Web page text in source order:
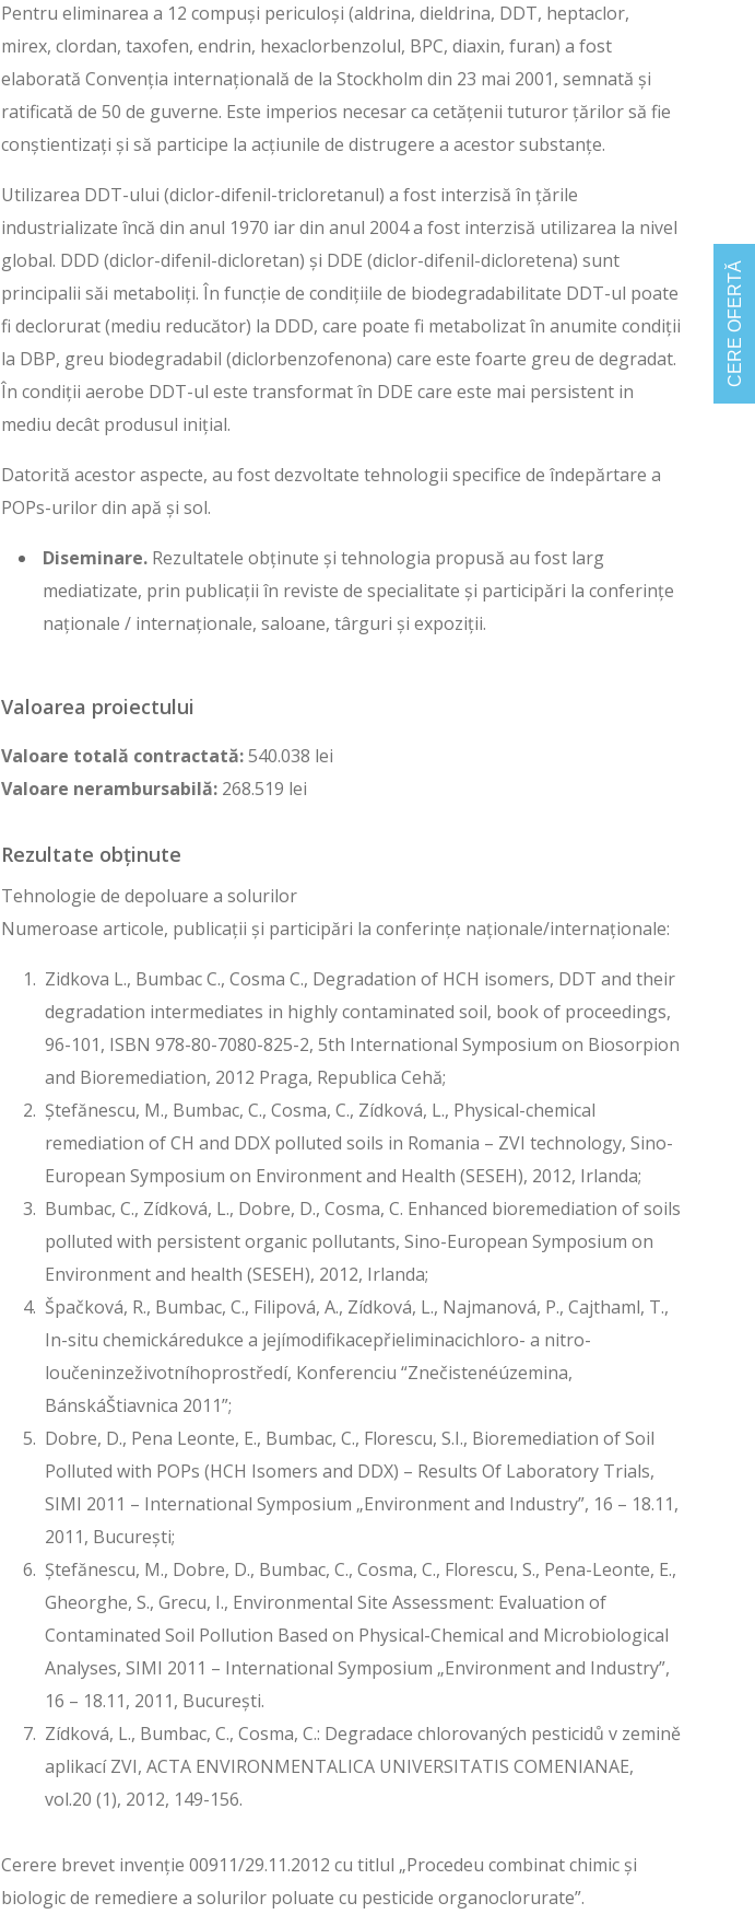
Pentru eliminarea a 12 compuși periculoși (aldrina, dieldrina, DDT, heptaclor,
mirex, clordan, taxofen, endrin, hexaclorbenzolul, BPC, diaxin, furan) a fost
elaborată Convenția internațională de la Stockholm din 23 mai 2001, semnată și
ratificată de 50 de guverne. Este imperios necesar ca cetățenii tuturor țărilor să fie
conștientizați și să participe la acțiunile de distrugere a acestor substanțe.
Utilizarea DDT-ului (diclor-difenil-tricloretanul) a fost interzisă în țările
industrializate încă din anul 1970 iar din anul 2004 a fost interzisă utilizarea la nivel
global. DDD (diclor-difenil-dicloretan) și DDE (diclor-difenil-dicloretena) sunt
principalii săi metaboliți. În funcție de condițiile de biodegradabilitate DDT-ul poate
fi declorurat (mediu reducător) la DDD, care poate fi metabolizat în anumite condiții
la DBP, greu biodegradabil (diclorbenzofenona) care este foarte greu de degradat.
În condiții aerobe DDT-ul este transformat în DDE care este mai persistent in
mediu decât produsul inițial.
Datorită acestor aspecte, au fost dezvoltate tehnologii specifice de îndepărtare a
POPs-urilor din apă și sol.
Diseminare.Rezultatele obținute și tehnologia propusă au fost larg
mediatizate, prin publicații în reviste de specialitate și participări la conferințe
naționale / internaționale, saloane, târguri și expoziții.
Valoarea proiectului
Valoare totală contractată:540.038 lei
Valoare nerambursabilă:268.519 lei
Rezultate obținute
Tehnologie de depoluare a solurilor
Numeroase articole, publicaţii și participări la conferințe naționale/internaționale:
Zidkova L., Bumbac C., Cosma C., Degradation of HCH isomers, DDT and their
degradation intermediates in highly contaminated soil, book of proceedings,
96-101, ISBN 978-80-7080-825-2, 5th International Symposium on Biosorpion
and Bioremediation, 2012 Praga, Republica Cehă;
Ștefănescu, M., Bumbac, C., Cosma, C., Zídková, L., Physical-chemical
remediation of CH and DDX polluted soils in Romania – ZVI technology, Sino-
European Symposium on Environment and Health (SESEH), 2012, Irlanda;
Bumbac, C., Zídková, L., Dobre, D., Cosma, C. Enhanced bioremediation of soils
polluted with persistent organic pollutants, Sino-European Symposium on
Environment and health (SESEH), 2012, Irlanda;
Špačková, R., Bumbac, C., Filipová, A., Zídková, L., Najmanová, P., Cajthaml, T.,
In-situ chemickáredukce a jejímodifikacepřieliminacichloro- a nitro-
loučeninzeživotníhoprostředí, Konferenciu “Znečistenéúzemina,
BánskáŠtiavnica 2011”;
Dobre, D., Pena Leonte, E., Bumbac, C., Florescu, S.I., Bioremediation of Soil
Polluted with POPs (HCH Isomers and DDX) – Results Of Laboratory Trials,
SIMI 2011 – International Symposium „Environment and Industry”, 16 – 18.11,
2011, București;
Ștefănescu, M., Dobre, D., Bumbac, C., Cosma, C., Florescu, S., Pena-Leonte, E.,
Gheorghe, S., Grecu, I., Environmental Site Assessment: Evaluation of
Contaminated Soil Pollution Based on Physical-Chemical and Microbiological
Analyses, SIMI 2011 – International Symposium „Environment and Industry”,
16 – 18.11, 2011, București.
Zídková, L., Bumbac, C., Cosma, C.: Degradace chlorovaných pesticidů v zemině
aplikací ZVI, ACTA ENVIRONMENTALICA UNIVERSITATIS COMENIANAE,
vol.20 (1), 2012, 149-156.
Cerere brevet invenţie 00911/29.11.2012 cu titlul „Procedeu combinat chimic și
biologic de remediere a solurilor poluate cu pesticide organoclorurate”.
CERE OFERTĂ